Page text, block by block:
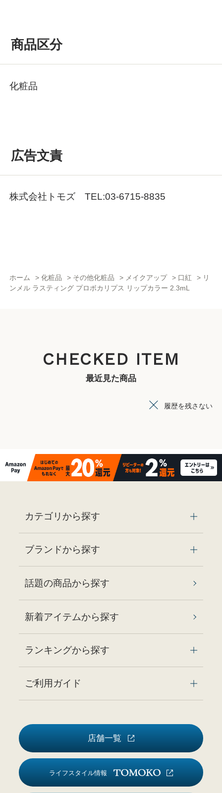
商品区分
化粧品
広告文責
株式会社トモズ TEL:03-6715-8835
ホーム >化粧品 > その他化粧品 > メイクアップ > 口紅 > リ
ンメル ラスティング プロボカリプス リップカラー 2.3mL
CHECKED ITEM
最近見た商品
履歴を残さない
カテゴリから探す
ブランドから探す
話題の商品から探す
新着アイテムから探す
ランキングから探す
ご利用ガイド
店舗一覧
ライフスタイル情報